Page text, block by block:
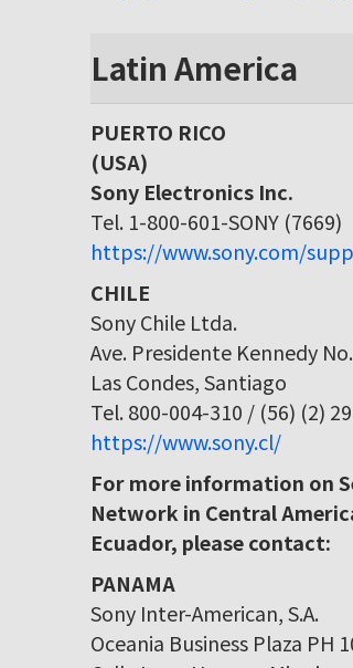
Latin America
PUERTO RICO
(USA)
Sony Electronics Inc.
Tel. 1-800-601-SONY (7669)
https://www.sony.com/
CHILE
Sony Chile Ltda.
Ave. Presidente Kennedy
Las Condes, Santiago
Tel. 800-004-310 / (56) (2)
https://www.sony.cl/
For more information on
Network in Central
Ecuador, please contact:
PANAMA
Sony Inter-American, S.A.
Oceania Business Plaza PH